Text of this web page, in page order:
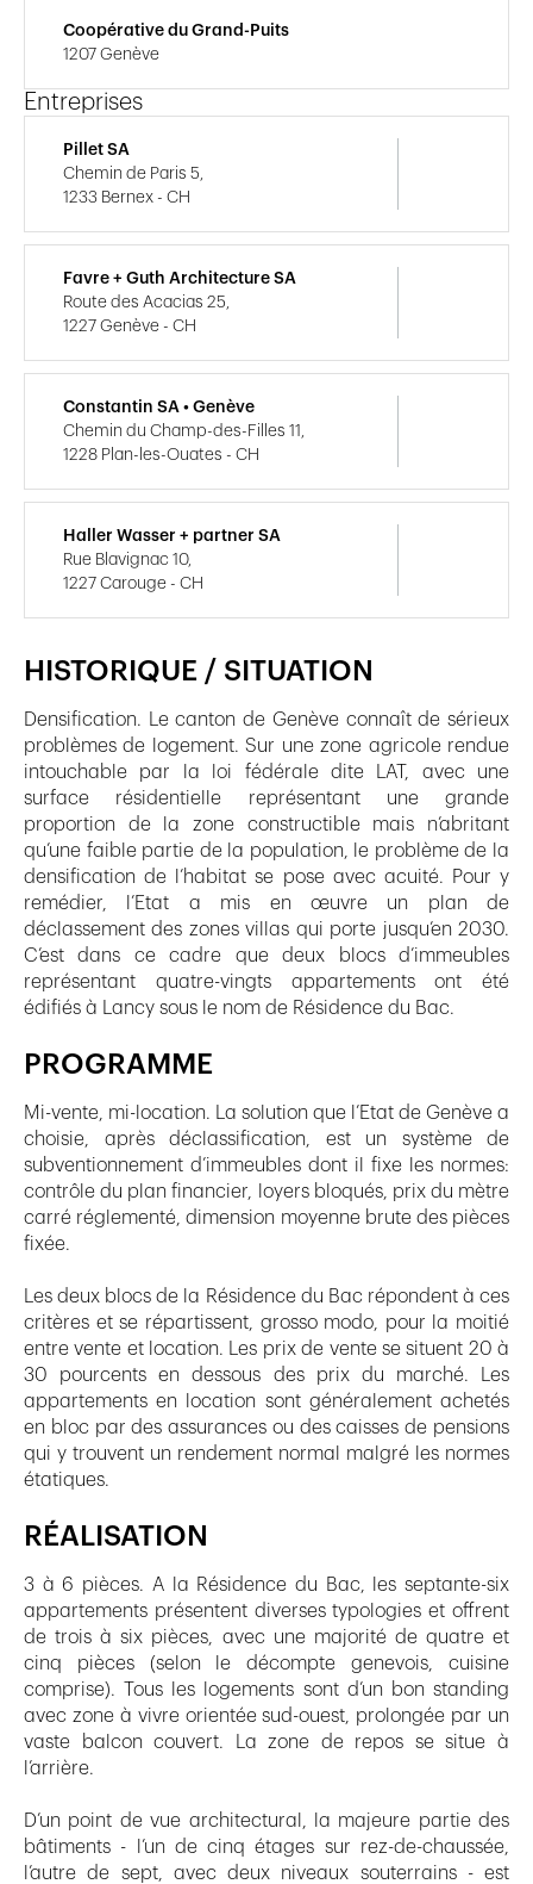
HISTORIQUE / SITUATION
Densification. Le canton de Genève connaît de sérieux
problèmes de logement. Sur une zone agricole rendue
intouchable par la loi fédérale dite LAT, avec une
surface résidentielle représentant une grande
proportion de la zone constructible mais n’abritant
qu’une faible partie de la population, le problème de la
densification de l’habitat se pose avec acuité. Pour y
remédier, l’Etat a mis en œuvre un plan de
déclassement des zones villas qui porte jusqu’en 2030.
C’est dans ce cadre que deux blocs d’immeubles
représentant quatre-vingts appartements ont été
édifiés à Lancy sous le nom de Résidence du Bac.
PROGRAMME
Mi-vente, mi-location. La solution que l’Etat de Genève a
choisie, après déclassification, est un système de
subventionnement d’immeubles dont il fixe les normes:
contrôle du plan financier, loyers bloqués, prix du mètre
carré réglementé, dimension moyenne brute des pièces
fixée.
Les deux blocs de la Résidence du Bac répondent à ces
critères et se répartissent, grosso modo, pour la moitié
entre vente et location. Les prix de vente se situent 20 à
30 pourcents en dessous des prix du marché. Les
appartements en location sont généralement achetés
en bloc par des assurances ou des caisses de pensions
qui y trouvent un rendement normal malgré les normes
étatiques.
RÉALISATION
3 à 6 pièces. A la Résidence du Bac, les septante-six
appartements présentent diverses typologies et offrent
de trois à six pièces, avec une majorité de quatre et
cinq pièces (selon le décompte genevois, cuisine
comprise). Tous les logements sont d’un bon standing
avec zone à vivre orientée sud-ouest, prolongée par un
vaste balcon couvert. La zone de repos se situe à
l’arrière.
D’un point de vue architectural, la majeure partie des
bâtiments - l’un de cinq étages sur rez-de-chaussée,
l’autre de sept, avec deux niveaux souterrains - est
Coopérative du Grand-Puits
1207 Genève
Entreprises
Pillet SA
Chemin de Paris 5,
1233 Bernex - CH
Favre + Guth Architecture SA
Route des Acacias 25,
1227 Genève - CH
Constantin SA • Genève
Chemin du Champ-des-Filles 11,
1228 Plan-les-Ouates - CH
Haller Wasser + partner SA
Rue Blavignac 10,
1227 Carouge - CH